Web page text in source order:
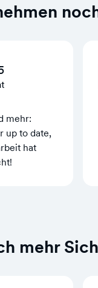
mehr:
up to date,
hat
mehr